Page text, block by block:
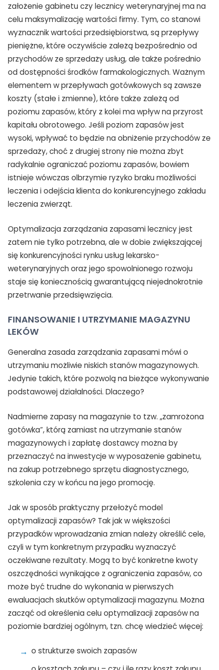
założenie gabinetu czy lecznicy weterynaryjnej ma na
celu maksymalizację wartości firmy. Tym, co stanowi
wyznacznik wartości przedsiębiorstwa, są przepływy
pieniężne, które oczywiście zależą bezpośrednio od
przychodów ze sprzedaży usług, ale także pośrednio
od dostępności środków farmakologicznych. Ważnym
elementem w przepływach gotówkowych są zawsze
koszty (stałe i zmienne), które także zależą od
poziomu zapasów, który z kolei ma wpływ na przyrost
kapitału obrotowego. Jeśli poziom zapasów jest
wysoki, wpływać to będzie na obniżenie przychodów ze
sprzedaży, choć z drugiej strony nie można zbyt
radykalnie ograniczać poziomu zapasów, bowiem
istnieje wówczas olbrzymie ryzyko braku możliwości
leczenia i odejścia klienta do konkurencyjnego zakładu
leczenia zwierząt.
Optymalizacja zarządzania zapasami lecznicy jest
zatem nie tylko potrzebna, ale w dobie zwiększającej
się konkurencyjności rynku usług lekarsko-
weterynaryjnych oraz jego spowolnionego rozwoju
staje się koniecznością gwarantującą niejednokrotnie
przetrwanie przedsięwzięcia.
FINANSOWANIE I UTRZYMANIE MAGAZYNU
LEKÓW
Generalna zasada zarządzania zapasami mówi o
utrzymaniu możliwie niskich stanów magazynowych.
Jedynie takich, które pozwolą na bieżące wykonywanie
podstawowej działalności. Dlaczego?
Nadmierne zapasy na magazynie to tzw. „zamrożona
gotówka”, którą zamiast na utrzymanie stanów
magazynowych i zapłatę dostawcy można by
przeznaczyć na inwestycje w wyposażenie gabinetu,
na zakup potrzebnego sprzętu diagnostycznego,
szkolenia czy w końcu na jego promocję.
Jak w sposób praktyczny przełożyć model
optymalizacji zapasów? Tak jak w większości
przypadków wprowadzania zmian należy określić cele,
czyli w tym konkretnym przypadku wyznaczyć
oczekiwane rezultaty. Mogą to być konkretne kwoty
oszczędności wynikające z ograniczenia zapasów, co
może być trudne do wykonania w pierwszych
ewaluacjach skutków optymalizacji magazynu. Można
zacząć od określenia celu optymalizacji zapasów na
poziomie bardziej ogólnym, tzn. chcę wiedzieć więcej:
o strukturze swoich zapasów